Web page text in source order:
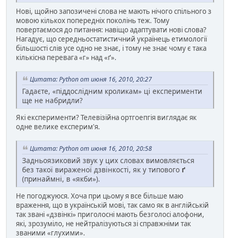
Нові, щойно запозичені слова не мають нічого спільного з
мовою кількох попередніх поколінь теж. Тому
повертаємося до питання: навіщо адаптувати нові слова?
Нагадує, що середньостатистичний українець етимології
більшості слів усе одно не знає, і тому не знає чому є така
кількісна перевага «г» над «ґ».
Цитата: Python от июня 16, 2010, 20:27
Гадаєте, «піддослідним кроликам» ці експерименти
ще не набридли?
Які експерименти? Телевізійна ортгоепгія виглядає як
одне велике експерим'я.
Цитата: Python от июня 16, 2010, 20:58
Задньоязиковий звук у цих словах вимовляється
без такої вираженої дзвінкості, як у типового ґ
(принаймні, в «якби»).
Не погоджуюся. Хоча при цьому я все більше маю
враження, що в українській мові, так само як в англійській
так звані «дзвінкі» приголосні мають безголосі алофони,
які, зрозуміло, не нейтралізуються зі справжніми так
званими «глухими».